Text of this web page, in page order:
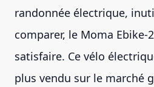
randonnée électrique,
comparer, le Moma
satisfaire. Ce vélo
plus vendu sur le marché